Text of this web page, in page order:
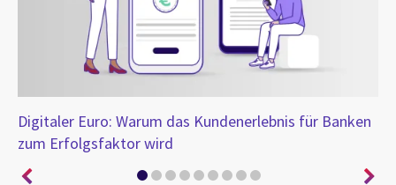
Digitaler Euro: Warum das Kundenerlebnis für Banken
zum Erfolgsfaktor wird